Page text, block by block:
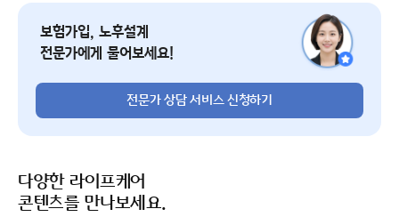
전문가 상담 서비스 신청
보험가입, 노후설계
전문가에게 물어보세요!
전문가 상담 서비스 신청하기
다양한 라이프케어
콘텐츠를 만나보세요.